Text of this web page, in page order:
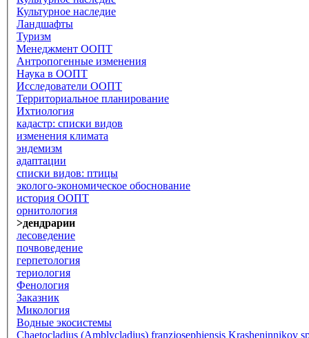
Культурное наследие
Ландшафты
Туризм
Менеджмент ООПТ
Антропогенные изменения
Наука в ООПТ
Исследователи ООПТ
Территориальное планирование
Ихтиология
кадастр: списки видов
изменения климата
эндемизм
адаптации
списки видов: птицы
эколого-экономическое обоснование
история ООПТ
орнитология
>дендрарии
лесоведение
почвоведение
герпетология
териология
Фенология
Заказник
Микология
Водные экосистемы
Chaetocladius (Amblycladius) franzjosephiensis Krasheninnikov